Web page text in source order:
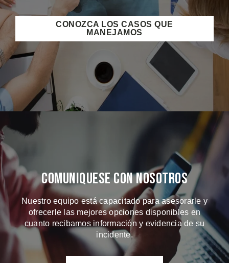
CONOZCA LOS CASOS QUE
MANEJAMOS
Comuniquese Con Nosotros
Nuestro equipo está capacitado para asesorarle y
ofrecerle las mejores opciones disponibles en
cuanto recibamos información y evidencia de su
incidente.